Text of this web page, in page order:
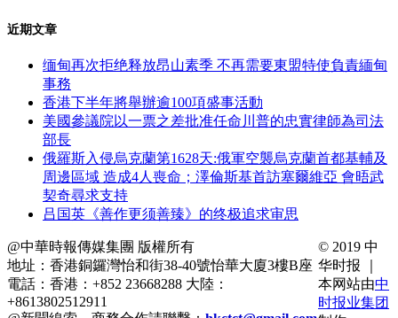
近期文章
缅甸再次拒绝释放昂山素季 不再需要東盟特使負責緬甸
事務
香港下半年將舉辦逾100項盛事活動
美國參議院以一票之差批准任命川普的忠實律師為司法
部長
俄羅斯入侵烏克蘭第1628天:俄軍空襲烏克蘭首都基輔及
周邊區域 造成4人喪命；澤倫斯基首訪塞爾維亞 會晤武
契奇尋求支持
吕国英《善作更须善臻》的终极追求审思
@中華時報傳媒集團 版權所有
地址：香港銅鑼灣怡和街38-40號怡華大廈3樓B座
電話：香港：+852 23668288 大陸：
+8613802512911
© 2019 中
华时报 ｜
本网站由中
时报业集团